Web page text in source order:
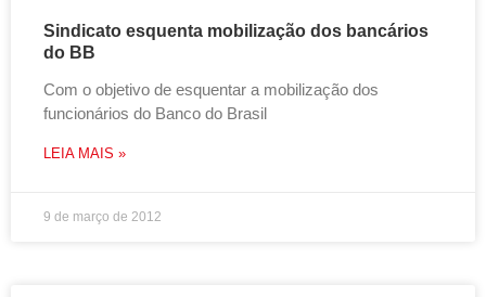
Sindicato esquenta mobilização dos bancários
do BB
Com o objetivo de esquentar a mobilização dos
funcionários do Banco do Brasil
LEIA MAIS »
9 de março de 2012